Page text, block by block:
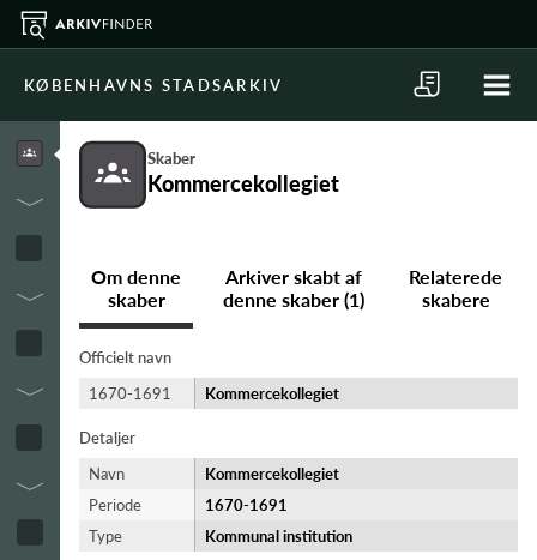
KØBENHAVNS STADSARKIV
Skaber
Kommercekollegiet
Om denne
skaber
Arkiver skabt af
denne skaber (1)
Relaterede
skabere
Officielt navn
1670-1691
Kommercekollegiet
Detaljer
Navn
Kommercekollegiet
Periode
1670-​1691
Type
Kommunal institution